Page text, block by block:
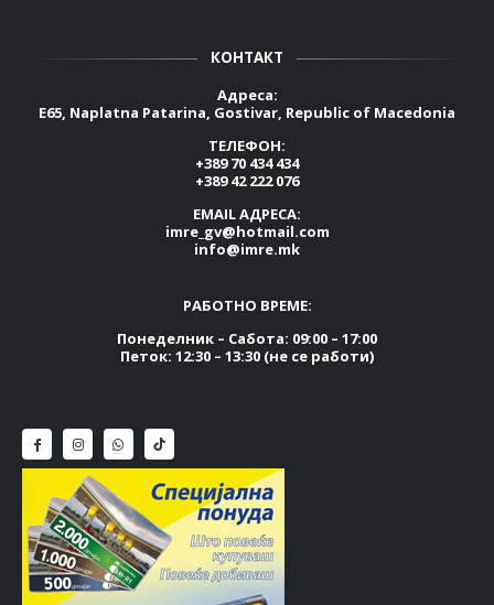
КОНТАКТ
Адреса:
E65, Naplatna Patarina, Gostivar, Republic of Macedonia
ТЕЛЕФОН:
+389 70 434 434
+389 42 222 076
EMAIL АДРЕСА:
imre_gv@hotmail.com
info@imre.mk
РАБОТНО ВРЕМЕ:
Понеделник – Сабота: 09:00 – 17:00
Петок: 12:30 – 13:30 (не се работи)